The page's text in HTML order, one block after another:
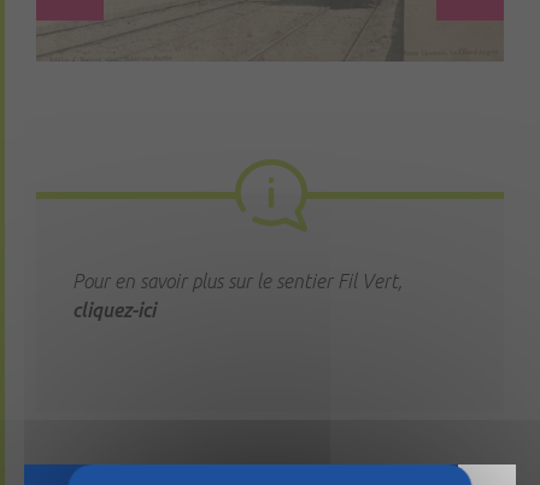
Pour en savoir plus sur le sentier Fil Vert,
cliquez-ici